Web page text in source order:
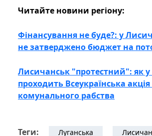
Читайте новини регіону:
Фінансування не буде?: у
не затверджено бюджет на
Лисичанськ "протестний": як у
проходить Всеукраїнська
комунального рабства
Теги: Луганська